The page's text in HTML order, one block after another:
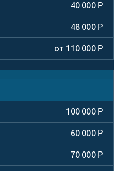
40 000 Р
48 000 Р
от 110 000 Р
100 000 Р
60 000 Р
70 000 Р